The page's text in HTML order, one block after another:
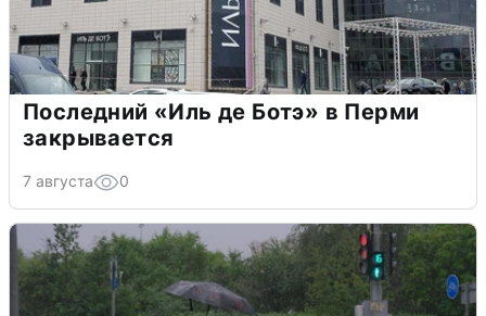
Последний «Иль де Ботэ» в Перми
закрывается
7 августа 0